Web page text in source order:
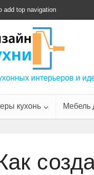
add top navigation
интерьеров и
кухонь Мебель